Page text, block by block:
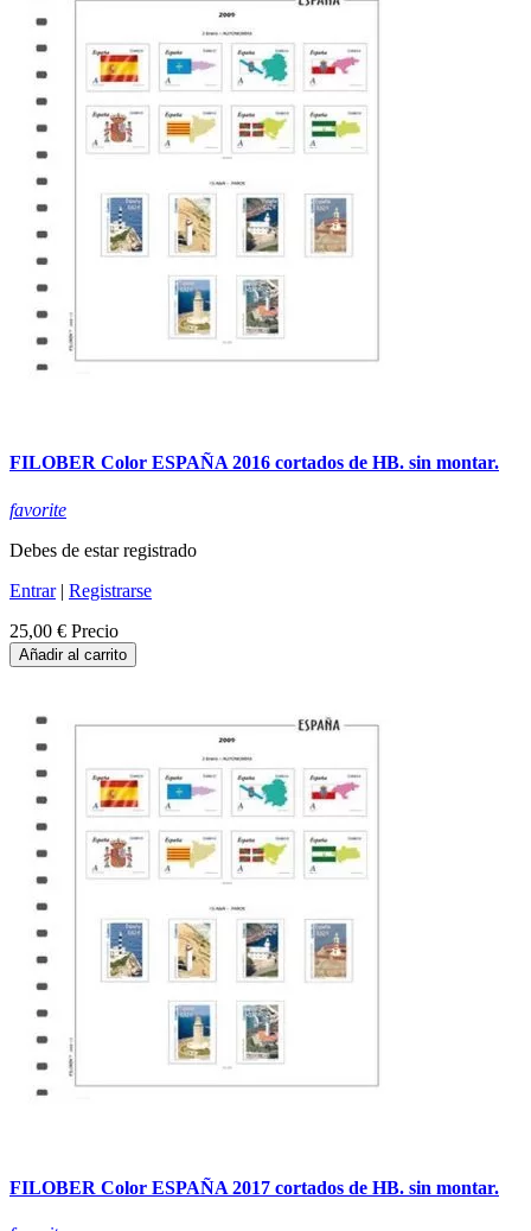
FILOBER Color ESPAÑA 2016 cortados de HB. sin montar.
favorite
Debes de estar registrado
Entrar| Registrarse
25,00 € Precio
Añadir al carrito
FILOBER Color ESPAÑA 2017 cortados de HB. sin montar.